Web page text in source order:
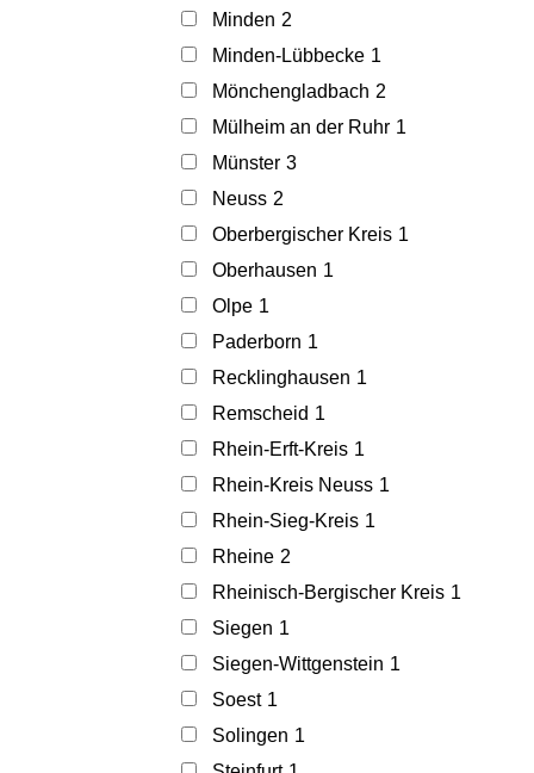
Minden 2
Minden-Lübbecke 1
Mönchengladbach 2
Mülheim an der Ruhr 1
Münster 3
Neuss 2
Oberbergischer Kreis 1
Oberhausen 1
Olpe 1
Paderborn 1
Recklinghausen 1
Remscheid 1
Rhein-Erft-Kreis 1
Rhein-Kreis Neuss 1
Rhein-Sieg-Kreis 1
Rheine 2
Rheinisch-Bergischer Kreis 1
Siegen 1
Siegen-Wittgenstein 1
Soest 1
Solingen 1